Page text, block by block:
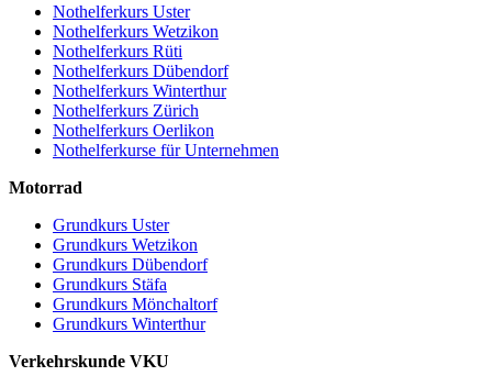
Nothelferkurs Uster
Nothelferkurs Wetzikon
Nothelferkurs Rüti
Nothelferkurs Dübendorf
Nothelferkurs Winterthur
Nothelferkurs Zürich
Nothelferkurs Oerlikon
Nothelferkurse für Unternehmen
Motorrad
Grundkurs Uster
Grundkurs Wetzikon
Grundkurs Dübendorf
Grundkurs Stäfa
Grundkurs Mönchaltorf
Grundkurs Winterthur
Verkehrskunde VKU